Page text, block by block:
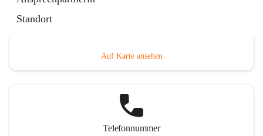
StandortArnfelser Straße 10, 8463 Leutschach an der Weinstraße,
Auf Karte ansehen
Telefonnummer